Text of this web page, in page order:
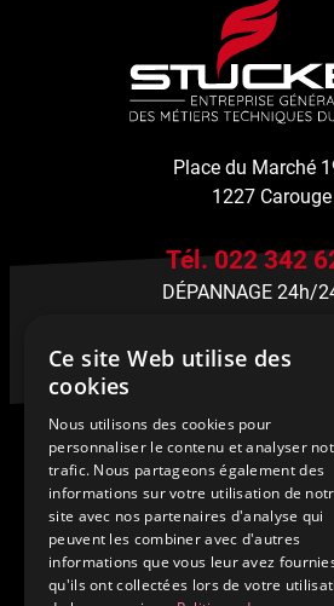
Place du Marché
1227 Carouge
Tél. 022 342
DÉPANNAGE 24h/
stucker@stucker-
Ce site Web utilise des
cookies
Nous utilisons des cookies pour
personnaliser le contenu et analyser
trafic. Nous partageons également des
informations sur votre utilisation de
site avec nos partenaires d'analyse qui
peuvent les combiner avec d'autres
informations que vous leur avez
qu'ils ont collectées lors de votre